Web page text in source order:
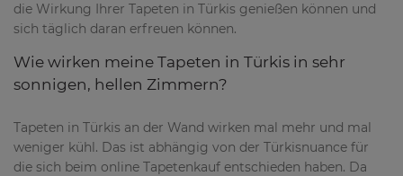
die Wirkung Ihrer Tapeten in Türkis genießen können und
sich täglich daran erfreuen können.
Wie wirken meine Tapeten in Türkis in sehr
sonnigen, hellen Zimmern?
Tapeten in Türkis an der Wand wirken mal mehr und mal
weniger kühl. Das ist abhängig von der Türkisnuance für
die sich beim online Tapetenkauf entschieden haben. Da